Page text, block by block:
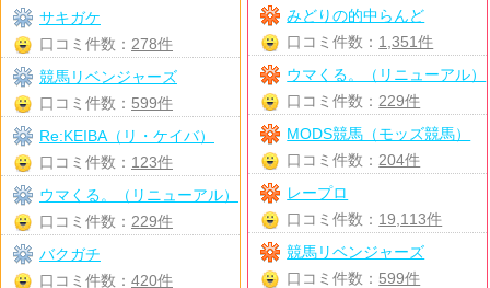
みどりの的中らんど
口コミ件数： 1,351件
ウマくる。（リニューアル）
口コミ件数： 229件
MODS競馬（モッズ競馬）
口コミ件数： 204件
レープロ
口コミ件数： 19,113件
競馬リベンジャーズ
口コミ件数： 599件
サキガケ
口コミ件数： 278件
競馬リベンジャーズ
口コミ件数： 599件
Re:KEIBA（リ・ケイバ）
口コミ件数： 123件
ウマくる。（リニューアル）
口コミ件数： 229件
バクガチ
口コミ件数： 420件